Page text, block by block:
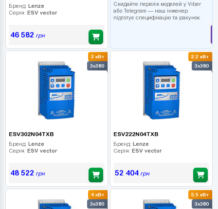
Бренд: Lenze
Серія: ESV vector
46 582 грн
Скидайте перелік моделей у Viber
або Telegram — наш інженер
підготує специфікацію та рахунок.
3 кВт
3x380
ESV302N04TXB
Бренд: Lenze
Серія: ESV vector
48 522 грн
2.2 кВт
3x380
ESV222N04TXB
Бренд: Lenze
Серія: ESV vector
52 404грн
4 кВт
3x380
5.5 кВт
3x380